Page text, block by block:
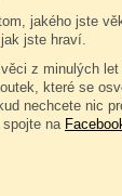
jakého jste
jste hraví.
z minulých let
které se
nechcete nic
spojte na